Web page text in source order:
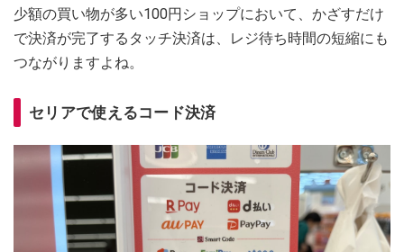
少額の買い物が多い100円ショップにおいて、かざすだけ
で決済が完了するタッチ決済は、レジ待ち時間の短縮にも
つながりますよね。
セリアで使えるコード決済